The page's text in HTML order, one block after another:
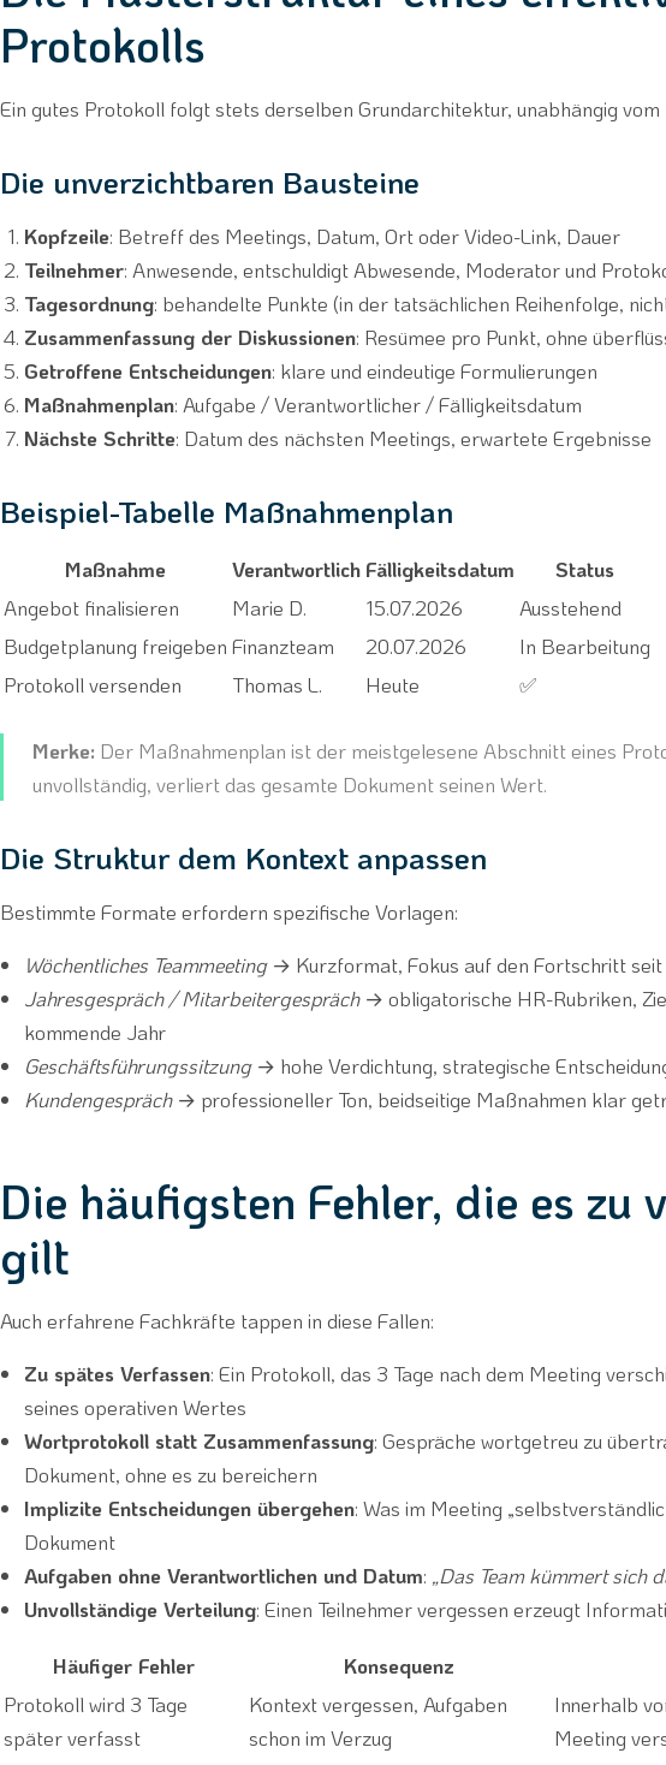
Protokolls
Ein gutes Protokoll folgt stets derselben Grundarchitektur, unabhängig vom
Die unverzichtbaren Bausteine
Kopfzeile: Betreff des Meetings, Datum, Ort oder Video-Link, Dauer
Teilnehmer: Anwesende, entschuldigt Abwesende, Moderator und
Tagesordnung: behandelte Punkte (in der tatsächlichen Reihenfolge,
Zusammenfassung der Diskussionen: Resümee pro Punkt, ohne
Getroffene Entscheidungen: klare und eindeutige Formulierungen
Maßnahmenplan: Aufgabe / Verantwortlicher / Fälligkeitsdatum
Nächste Schritte: Datum des nächsten Meetings, erwartete Ergebnisse
Beispiel-Tabelle Maßnahmenplan
Maßnahme Verantwortlich Fälligkeitsdatum
Status
Angebot finalisieren
Marie D. 15.07.2026
Ausstehend
Budgetplanung freigeben Finanzteam 20.07.2026
In Bearbeitung
Protokoll versenden
Thomas L. Heute ✅
Merke: Der Maßnahmenplan ist der meistgelesene Abschnitt eines
unvollständig, verliert das gesamte Dokument seinen Wert.
Die Struktur dem Kontext anpassen
Bestimmte Formate erfordern spezifische Vorlagen:
Wöchentliches Teammeeting→ Kurzformat, Fokus auf den Fortschritt seit
Jahresgespräch / Mitarbeitergespräch→ obligatorische HR-Rubriken,
kommende Jahr
Geschäftsführungssitzung→ hohe Verdichtung, strategische
Kundengespräch→ professioneller Ton, beidseitige Maßnahmen klar
Die häufigsten Fehler, die es zu
gilt
Auch erfahrene Fachkräfte tappen in diese Fallen:
Zu spätes Verfassen: Ein Protokoll, das 3 Tage nach dem Meeting
seines operativen Wertes
Wortprotokoll statt Zusammenfassung: Gespräche wortgetreu zu
Dokument, ohne es zu bereichern
Implizite Entscheidungen übergehen: Was im Meeting
Dokument
Aufgaben ohne Verantwortlichen und Datum: „Das Team kümmert sich
Unvollständige Verteilung: Einen Teilnehmer vergessen erzeugt
Häufiger Fehler Konsequenz
Protokoll wird 3 Tage
später verfasst
Kontext vergessen, Aufgaben
schon im Verzug
Innerhalb
Meeting